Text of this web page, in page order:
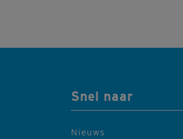
Snel naar
Nieuws